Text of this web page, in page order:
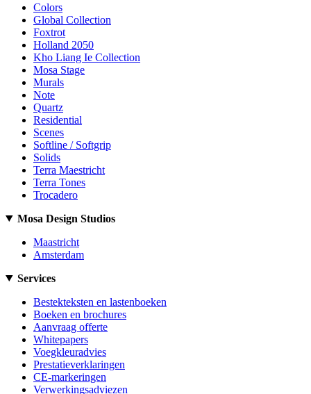
Colors
Global Collection
Foxtrot
Holland 2050
Kho Liang Ie Collection
Mosa Stage
Murals
Note
Quartz
Residential
Scenes
Softline / Softgrip
Solids
Terra Maestricht
Terra Tones
Trocadero
Mosa Design Studios
Maastricht
Amsterdam
Services
Bestekteksten en lastenboeken
Boeken en brochures
Aanvraag offerte
Whitepapers
Voegkleuradvies
Prestatieverklaringen
CE-markeringen
Verwerkingsadviezen